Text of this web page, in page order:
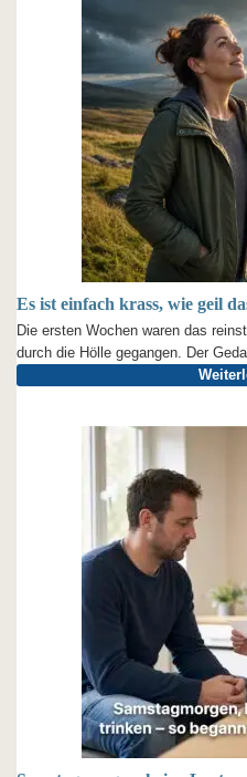
Es ist einfach krass, wie geil
Die ersten Wochen waren das
durch die Hölle gegangen. Der